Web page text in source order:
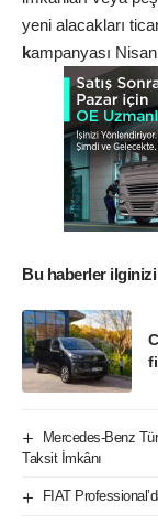
yeni alacakları
kampanyası
Bu haberler
Mercedes-Benz
Taksit İmkânı
FIAT